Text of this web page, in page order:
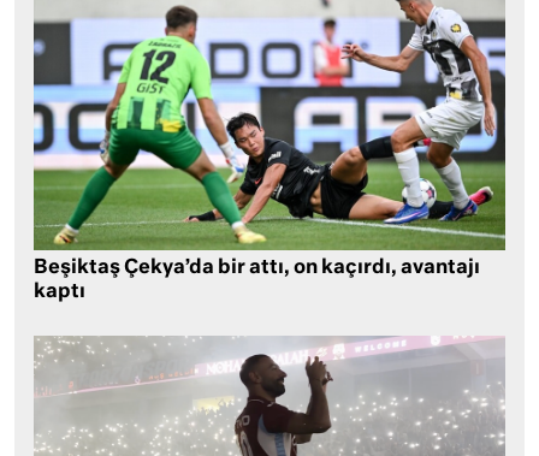
Beşiktaş Çekya’da bir attı, on kaçırdı, avantajı
kaptı